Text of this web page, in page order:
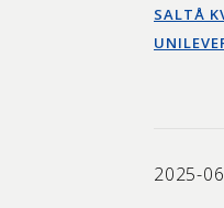
SALTÅ
2025-